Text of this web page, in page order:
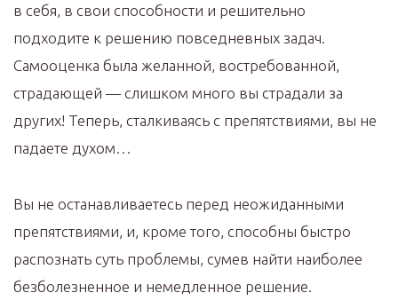
в себя, в свои способности и решительно
подходите к решению повседневных задач.
Самооценка была желанной, востребованной,
страдающей — слишком много вы страдали за
других! Теперь, сталкиваясь с препятствиями, вы не
падаете духом…
Вы не останавливаетесь перед неожиданными
препятствиями, и, кроме того, способны быстро
распознать суть проблемы, сумев найти наиболее
безболезненное и немедленное решение.